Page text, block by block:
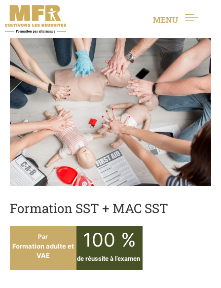
MENU
Formation SST + MAC SST
Par
Formation adulte et
VAE
100 %
de réussite à l’examen